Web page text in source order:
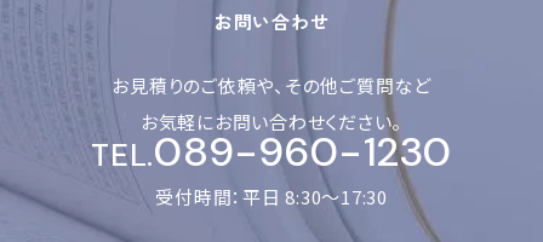
お問い合わせ
お見積りのご依頼や、その他ご質問など
お気軽にお問い合わせください。
TEL.089-960-1230
受付時間：平日 8:30〜17:30